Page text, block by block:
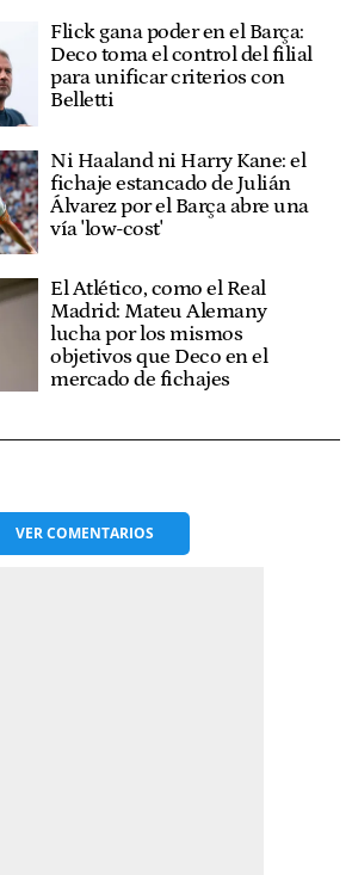
Flick gana poder en el Barça:
Deco toma el control del filial
para unificar criterios con
Belletti
Ni Haaland ni Harry Kane: el
fichaje estancado de Julián
Álvarez por el Barça abre una
vía 'low-cost'
El Atlético, como el Real
Madrid: Mateu Alemany
lucha por los mismos
objetivos que Deco en el
mercado de fichajes
VERCOMENTARIOS